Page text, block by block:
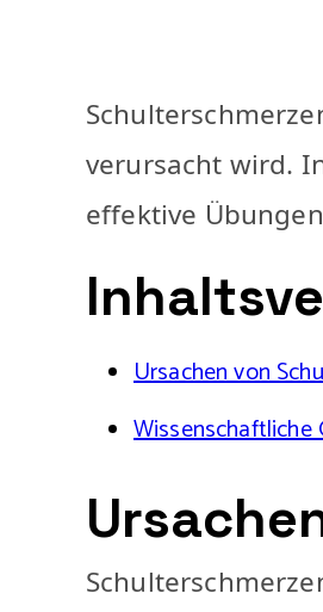
verursacht wird.
effektive
Ursachen von
Wissenschaftliche